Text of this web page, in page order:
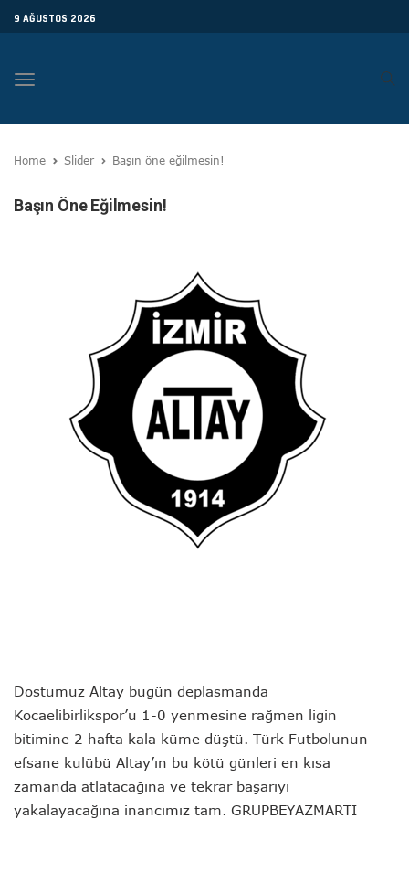
9 AĞUSTOS 2026
Toggle
Home Slider Başın öne eğilmesin!
Başın Öne Eğilmesin!
Dostumuz Altay bugün deplasmanda
Kocaelibirlikspor’u 1-0 yenmesine rağmen ligin
bitimine 2 hafta kala küme düştü. Türk Futbolunun
efsane kulübü Altay’ın bu kötü günleri en kısa
zamanda atlatacağına ve tekrar başarıyı
yakalayacağına inancımız tam. GRUPBEYAZMARTI